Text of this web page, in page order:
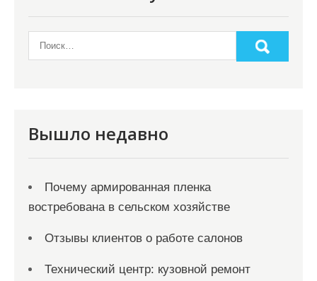
Вышло недавно
Почему армированная пленка
востребована в сельском хозяйстве
Отзывы клиентов о работе салонов
Технический центр: кузовной ремонт